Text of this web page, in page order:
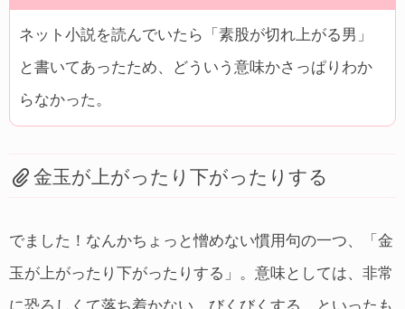
ネット小説を読んでいたら「素股が切れ上がる男」
と書いてあったため、どういう意味かさっぱりわか
らなかった。
金玉が上がったり下がったりする
でました！なんかちょっと憎めない慣用句の一つ、「金
玉が上がったり下がったりする」。意味としては、非常